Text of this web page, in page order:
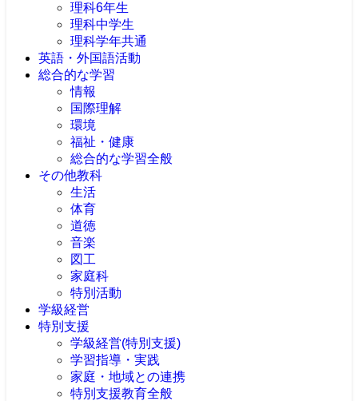
理科6年生
理科中学生
理科学年共通
英語・外国語活動
総合的な学習
情報
国際理解
環境
福祉・健康
総合的な学習全般
その他教科
生活
体育
道徳
音楽
図工
家庭科
特別活動
学級経営
特別支援
学級経営(特別支援)
学習指導・実践
家庭・地域との連携
特別支援教育全般